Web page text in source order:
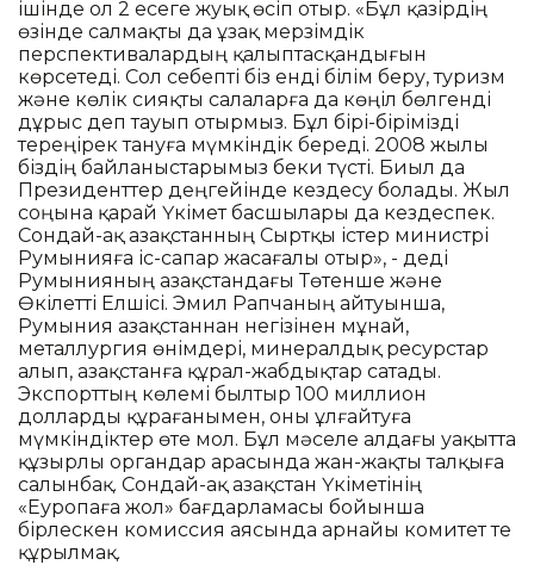
ішінде ол 2 есеге жуық өсіп отыр. «Бұл қазірдің
өзінде салмақты да ұзақ мерзімдік
перспективалардың қалыптасқандығын
көрсетеді. Сол себепті біз енді білім беру, туризм
және көлік сияқты салаларға да көңіл бөлгенді
дұрыс деп тауып отырмыз. Бұл бірі-бірімізді
тереңірек тануға мүмкіндік береді. 2008 жылы
біздің байланыстарымыз беки түсті. Биыл да
Президенттер деңгейінде кездесу болады. Жыл
соңына қарай Үкімет басшылары да кездеспек.
Сондай-ақ Қазақстанның Сыртқы істер министрі
Румынияға іс-сапар жасағалы отыр», - деді
Румынияның Қазақстандағы Төтенше және
Өкілетті Елшісі. Эмил Рапчаның айтуынша,
Румыния Қазақстаннан негізінен мұнай,
металлургия өнімдері, минералдық ресурстар
алып, Қазақстанға құрал-жабдықтар сатады.
Экспорттың көлемі былтыр 100 миллион
долларды құрағанымен, оны ұлғайтуға
мүмкіндіктер өте мол. Бұл мәселе алдағы уақытта
құзырлы органдар арасында жан-жақты талқыға
салынбақ. Сондай-ақ Қазақстан Үкіметінің
«Еуропаға жол» бағдарламасы бойынша
бірлескен комиссия аясында арнайы комитет те
құрылмақ.